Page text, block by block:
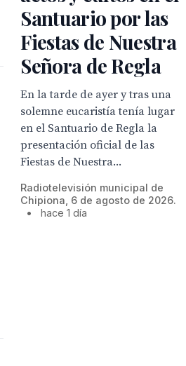
Santuario por las
Fiestas de Nuestra
Señora de Regla
En la tarde de ayer y tras una
solemne eucaristía tenía lugar
en el Santuario de Regla la
presentación oficial de las
Fiestas de Nuestra...
Radiotelevisión municipal de
Chipiona, 6 de agosto de 2026.
•
hace 1 día